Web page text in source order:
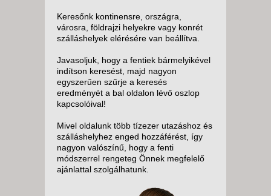
Keresőnk kontinensre, országra,
városra, földrajzi helyekre vagy konrét
szálláshelyek elérésére van beállítva.
Javasoljuk, hogy a fentiek bármelyikével
indítson keresést, majd nagyon
egyszerűen szűrje a keresés
eredményét a bal oldalon lévő oszlop
kapcsolóival!
Mivel oldalunk több tízezer utazáshoz és
szálláshelyhez enged hozzáférést, így
nagyon valószínű, hogy a fenti
módszerrel rengeteg Önnek megfelelő
ajánlattal szolgálhatunk.